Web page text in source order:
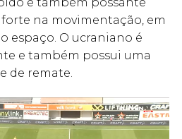
na movimentação, em
espaço. O ucraniano é
e também possui uma
de remate.